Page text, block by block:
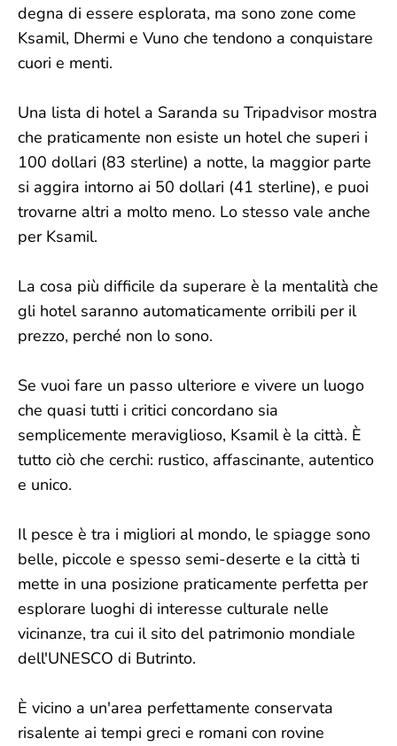
degna di essere esplorata, ma sono zone come
Ksamil, Dhermi e Vuno che tendono a conquistare
cuori e menti.
Una lista di hotel a Saranda su Tripadvisor mostra
che praticamente non esiste un hotel che superi i
100 dollari (83 sterline) a notte, la maggior parte
si aggira intorno ai 50 dollari (41 sterline), e puoi
trovarne altri a molto meno. Lo stesso vale anche
per Ksamil.
La cosa più difficile da superare è la mentalità che
gli hotel saranno automaticamente orribili per il
prezzo, perché non lo sono.
Se vuoi fare un passo ulteriore e vivere un luogo
che quasi tutti i critici concordano sia
semplicemente meraviglioso, Ksamil è la città. È
tutto ciò che cerchi: rustico, affascinante, autentico
e unico.
Il pesce è tra i migliori al mondo, le spiagge sono
belle, piccole e spesso semi-deserte e la città ti
mette in una posizione praticamente perfetta per
esplorare luoghi di interesse culturale nelle
vicinanze, tra cui il sito del patrimonio mondiale
dell'UNESCO di Butrinto.
È vicino a un'area perfettamente conservata
risalente ai tempi greci e romani con rovine